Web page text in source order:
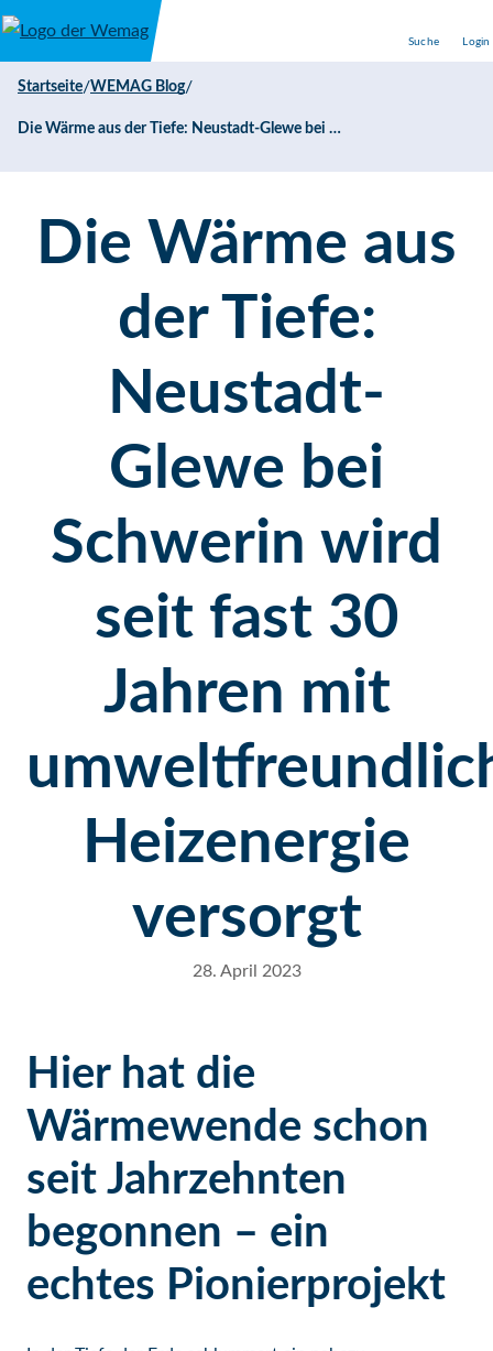
Direkt zum Inhalt
Suche Login
Startseite/WEMAG Blog/
Die Wärme aus der Tiefe: Neustadt-Glewe bei Schwerin wird seit fast 30 Jahren mit umweltfreundlicher Heizenergie versorgt
Die Wärme aus
der Tiefe:
Neustadt-
Glewe bei
Schwerin wird
seit fast 30
Jahren mit
Heizenergie
versorgt
28. April 2023
Hier hat die
Wärmewende schon
seit Jahrzehnten
begonnen – ein
echtes Pionierprojekt